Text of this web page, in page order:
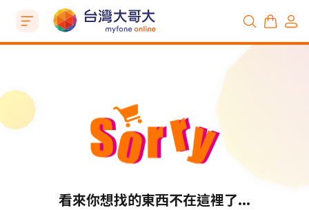
看來你想找的東西不在這裡了...